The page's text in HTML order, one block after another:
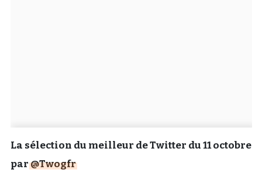
La sélection du meilleur de Twitter du 11 octobre
par@Twogfr